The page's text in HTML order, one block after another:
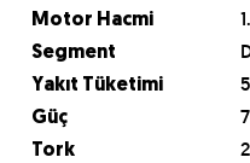
Motor Hacmi
Segment
Yakıt Tüketimi
Güç
Tork